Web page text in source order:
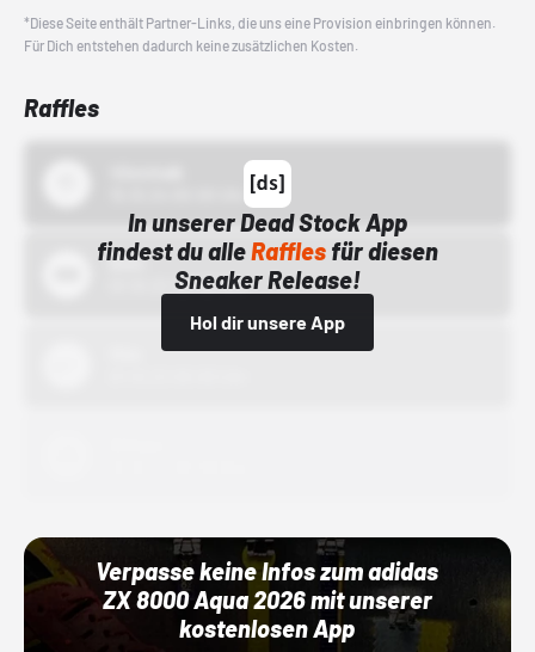
*Diese Seite enthält Partner-Links, die uns eine Provision einbringen können.
Für Dich entstehen dadurch keine zusätzlichen Kosten.
Raffles
In unserer Dead Stock App
findest du alleRafflesfür diesen
Sneaker Release!
Hol dir unsere App
Bstn
01.10.22 00:00 Uhr
Verpasse keine Infos zum adidas
ZX 8000 Aqua 2026 mit unserer
kostenlosen App